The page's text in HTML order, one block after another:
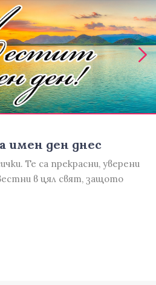
имен ден днес
Те са прекрасни, уверени
в цял свят, защото